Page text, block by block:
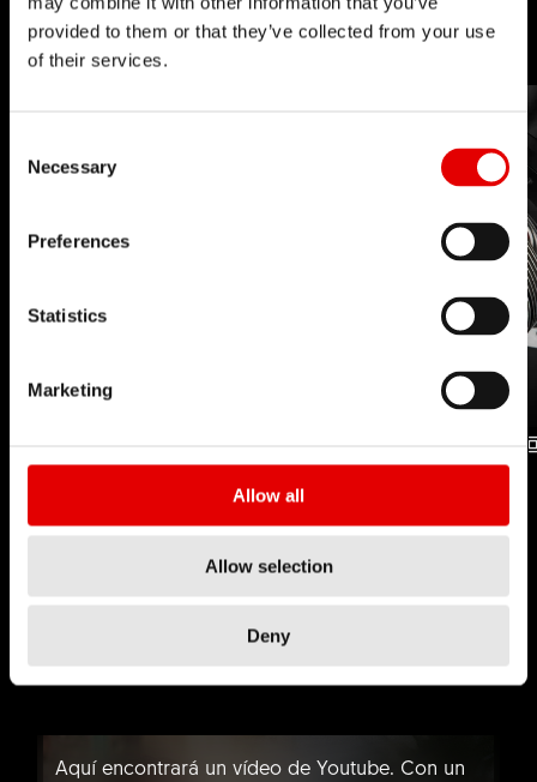
provided to them or that they’ve collected from your use
of their services.
Necessary
Preferences
Statistics
Marketing
Allow all
Allow selection
Deny
lejos.
Aquí encontrará un vídeo de Youtube. Con un